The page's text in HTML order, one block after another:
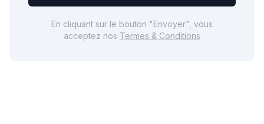
En cliquant sur le bouton "Envoyer", vous
acceptez nos Termes & Conditions